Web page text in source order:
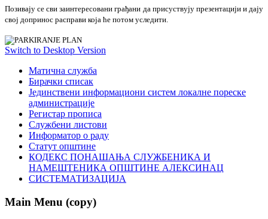
Позивају се сви заинтересовани грађани да присуствују презентацији и дају
свој допринос расправи која ће потом уследити.
Switch to Desktop Version
Матична служба
Бирачки списак
Јединствени информациони систем локалне пореске
администрације
Регистар прописа
Службени листови
Информатор о раду
Статут општине
КОДЕКС ПОНАШАЊА СЛУЖБЕНИКА И
НАМЕШТЕНИКА ОПШТИНЕ АЛЕКСИНАЦ
СИСТЕМАТИЗАЦИЈА
Main Menu (copy)